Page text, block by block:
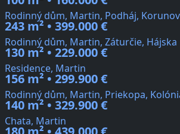
Rodinný dům, Martin, Podháj,
243 m² • 399.000 €
Rodinný dům, Martin, Záturčie, Hájska
130 m² • 229.000 €
Residence, Martin
156 m² • 299.900 €
Rodinný dům, Martin, Priekopa,
140 m² • 329.900 €
Chata, Martin